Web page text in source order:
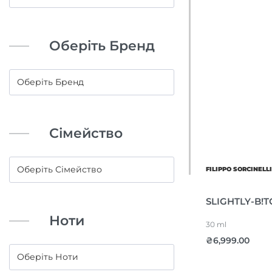
Оберіть Бренд
Сімейство
Ноти
FILIPPO SORCINELLI
SLIGHTLY-
30 ml
₴6,999.00